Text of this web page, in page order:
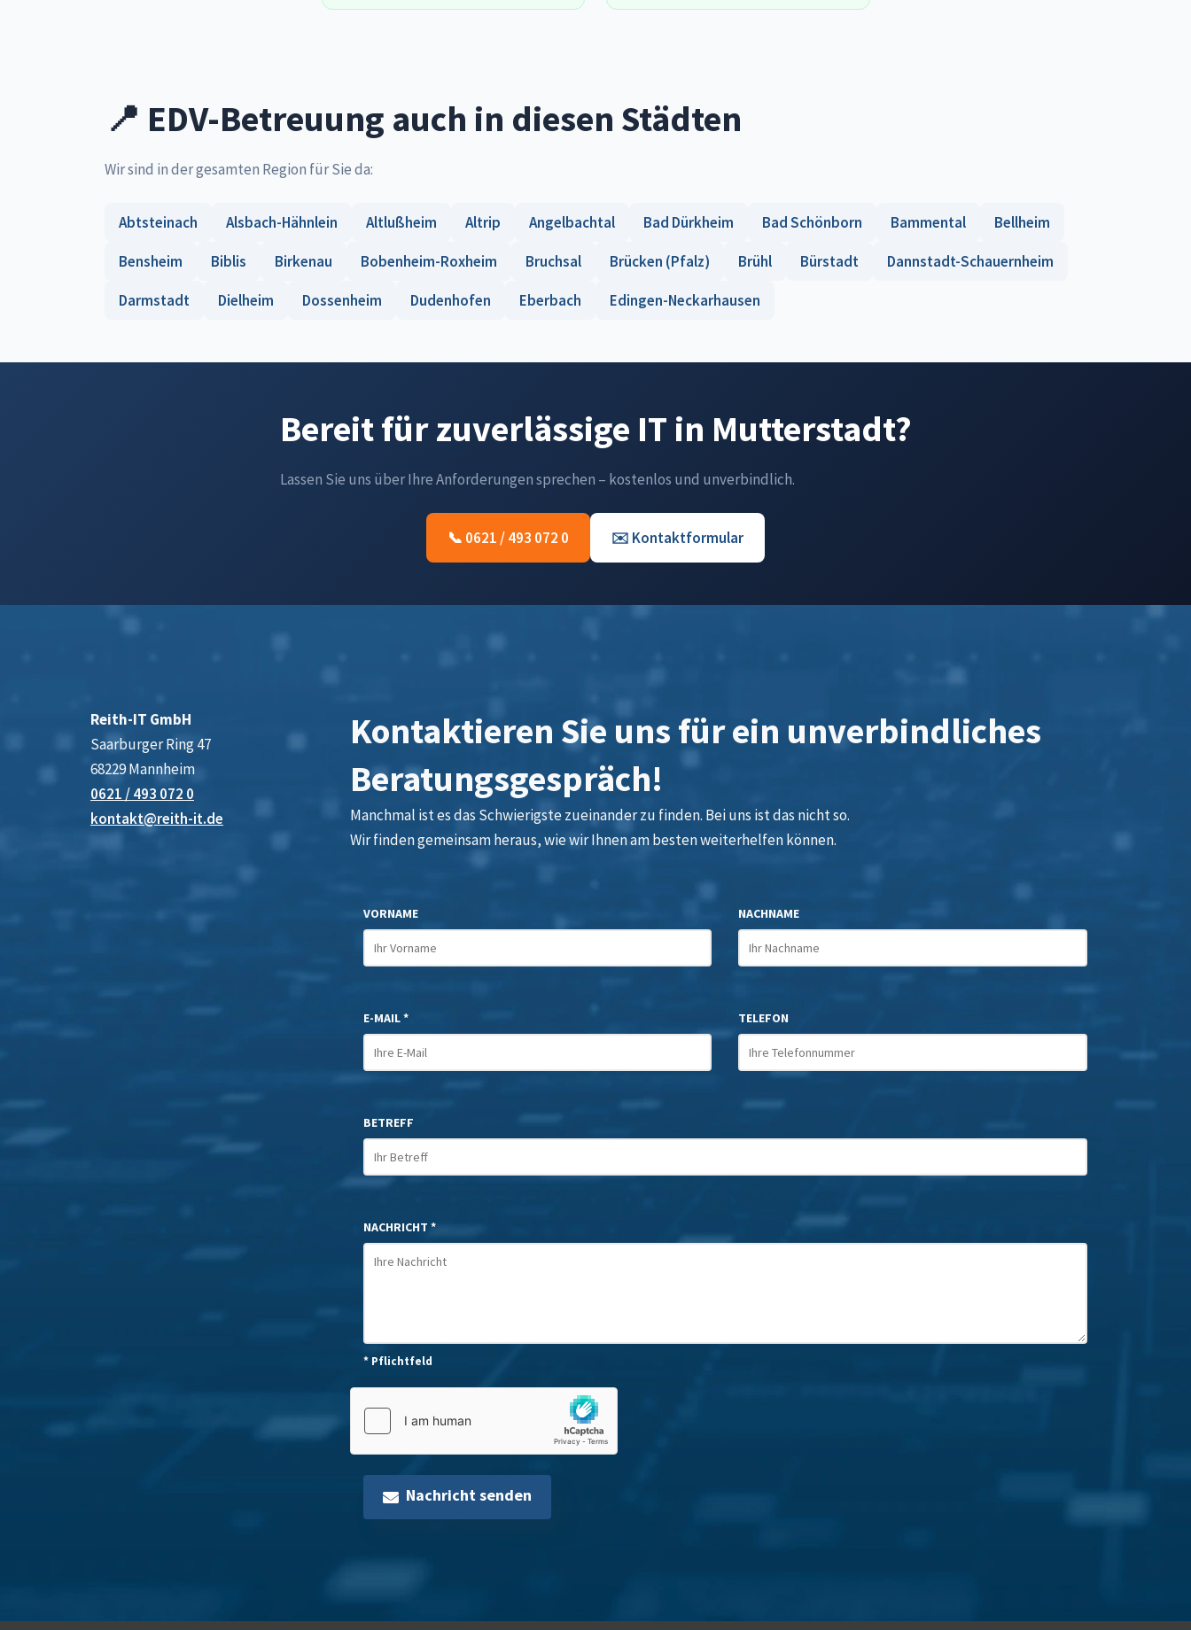
📍 EDV-Betreuung auch in diesen Städten
Wir sind in der gesamten Region für Sie da:
Abtsteinach Alsbach-Hähnlein Altlußheim Altrip Angelbachtal Bad Dürkheim Bad Schönborn Bammental
Bellheim
Bensheim
Biblis Birkenau Bobenheim-Roxheim Bruchsal Brücken (Pfalz) Brühl Bürstadt
Dannstadt-Schauernheim
Darmstadt
Dielheim Dossenheim Dudenhofen Eberbach Edingen-Neckarhausen
Bereit für zuverlässige IT in Mutterstadt?
Lassen Sie uns über Ihre Anforderungen sprechen – kostenlos und unverbindlich.
📞 0621 / 493 072 0 ✉️ Kontaktformular
Reith-IT GmbH
Saarburger Ring 47
68229 Mannheim
0621 / 493 072 0
kontakt@reith-it.de
Kontaktieren Sie uns für ein unverbindliches
Beratungsgespräch!
Manchmal ist es das Schwierigste zueinander zu finden. Bei uns ist das nicht so.
Wir finden gemeinsam heraus, wie wir Ihnen am besten weiterhelfen können.
VORNAME NACHNAME
E-MAIL * TELEFON
BETREFF
NACHRICHT *
* Pflichtfeld
Nachricht senden